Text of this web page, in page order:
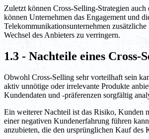
Zuletzt können Cross-Selling-Strategien
können Unternehmen das Engagement und
Telekommunikationsunternehmen
Wechsel des Anbieters zu verringern.
1.3 - Nachteile eines Cross-
Obwohl Cross-Selling sehr vorteilhaft sein
aktiv unnötige oder irrelevante Produkte
Kundendaten und -präferenzen sorgfältig
Ein weiterer Nachteil ist das Risiko, Kunden
einer negativen Kundenerfahrung führen
anzubieten, die den ursprünglichen Kauf des